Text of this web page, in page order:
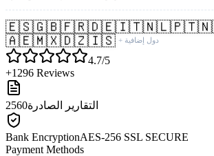
🇪🇸🇬🇧🇫🇷🇩🇪🇮🇹🇳🇱🇵🇹
🇦🇪🇲🇽🇩🇿🇮🇸 + دول إضافية
4.7/5
+1296 Reviews
2560التقارير الصادرة
Bank EncryptionAES-256 SSL SECURE
Payment Methods